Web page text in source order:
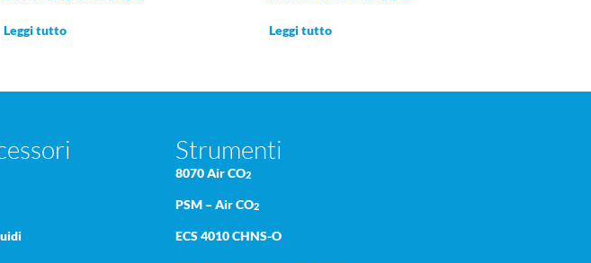
Leggi tutto Leggi tutto
Strumenti
8070 Air CO2
PSM – Air CO2
ECS 4010 CHNS-O